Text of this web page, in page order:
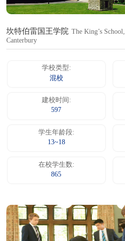
坎特伯雷国王学院 The King’s School,
Canterbury
学校类型:
混校
建校时间:
597
学生年龄段:
13~18
在校学生数:
865